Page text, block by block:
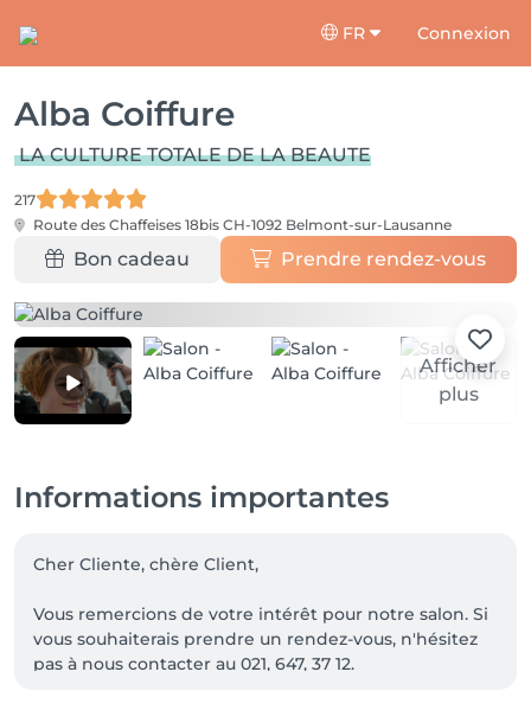
FR Connexion
Alba Coiffure
LA CULTURE TOTALE DE LA BEAUTE
217
Route des Chaffeises 18bis CH-1092 Belmont-sur-Lausanne
Bon cadeau Prendre rendez-vous
Afficher
plus
Informations importantes
Cher Cliente, chère Client,
Vous remercions de votre intérêt pour notre salon. Si
vous souhaiterais prendre un rendez-vous, n'hésitez
pas à nous contacter au 021, 647, 37 12.